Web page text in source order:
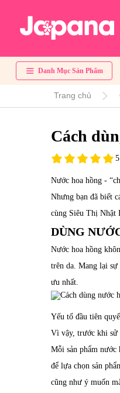
Danh Mục Sản Phẩm
Trang chủ
Cách
Nước hoa hồng -
Nhưng bạn đã biết
cùng Siêu Thị Nhật
DÙNG
Nước hoa hồng
trên da. Mang lại sự
ưu nhất.
Yếu tố đầu tiên
Vì vậy, trước khi sử
Mỗi sản phẩm nước
để lựa chọn sản
cũng như ý muốn